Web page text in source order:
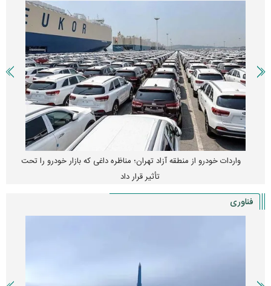
واردات خودرو از منطقه آزاد تهران؛ مناظره داغی که بازار خودرو را تحت
تأثیر قرار داد
فناوری